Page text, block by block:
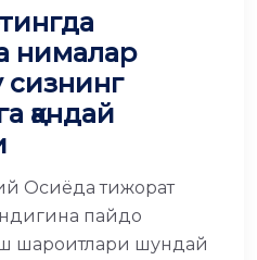
нималар
сизнинг
қандай
Осиёда тижорат
пайдо
шароитлари шундай